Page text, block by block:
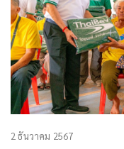
2 ธันวาคม 2567